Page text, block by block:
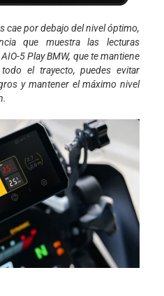
cae por debajo del nivel óptimo,
que muestra las lecturas
5 Play BMW, que te mantiene
el trayecto, puedes evitar
y mantener el máximo nivel